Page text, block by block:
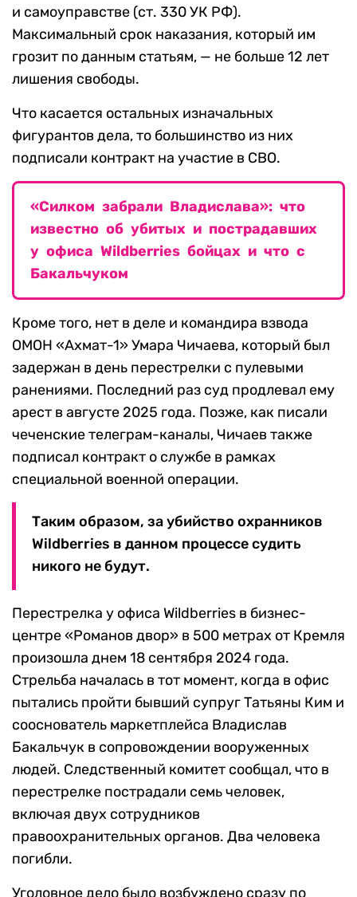
и самоуправстве (ст. 330 УК РФ).
Максимальный срок наказания, который им
грозит по данным статьям, — не больше 12 лет
лишения свободы.
Что касается остальных изначальных
фигурантов дела, то большинство из них
подписали контракт на участие в СВО.
«Силком забрали Владислава»: что
известно об убитых и пострадавших
у офиса Wildberries бойцах и что с
Бакальчуком
Кроме того, нет в деле и командира взвода
ОМОН «Ахмат-1» Умара Чичаева, который был
задержан в день перестрелки с пулевыми
ранениями. Последний раз суд продлевал ему
арест в августе 2025 года. Позже, как писали
чеченские телеграм-каналы, Чичаев также
подписал контракт о службе в рамках
специальной военной операции.
Таким образом, за убийство охранников
Wildberries в данном процессе судить
никого не будут.
Перестрелка у офиса Wildberries в бизнес-
центре «Романов двор» в 500 метрах от Кремля
произошла днем 18 сентября 2024 года.
Стрельба началась в тот момент, когда в офис
пытались пройти бывший супруг Татьяны Ким и
сооснователь маркетплейса Владислав
Бакальчук в сопровождении вооруженных
людей. Следственный комитет сообщал, что в
перестрелке пострадали семь человек,
включая двух сотрудников
правоохранительных органов. Два человека
погибли.
Уголовное дело было возбуждено сразу по